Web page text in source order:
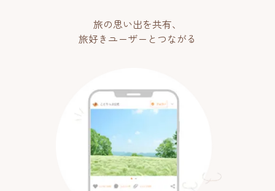
旅の思い出を共有、
旅好きユーザーとつながる